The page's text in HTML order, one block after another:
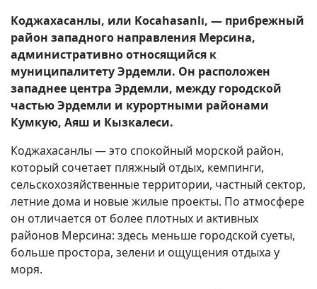
Коджахасанлы, или Kocahasanlı, — прибрежный
район западного направления Мерсина,
административно относящийся к
муниципалитету Эрдемли. Он расположен
западнее центра Эрдемли, между городской
частью Эрдемли и курортными районами
Кумкую, Аяш и Кызкалеси.
Коджахасанлы — это спокойный морской район,
который сочетает пляжный отдых, кемпинги,
сельскохозяйственные территории, частный сектор,
летние дома и новые жилые проекты. По атмосфере
он отличается от более плотных и активных
районов Мерсина: здесь меньше городской суеты,
больше простора, зелени и ощущения отдыха у
моря.